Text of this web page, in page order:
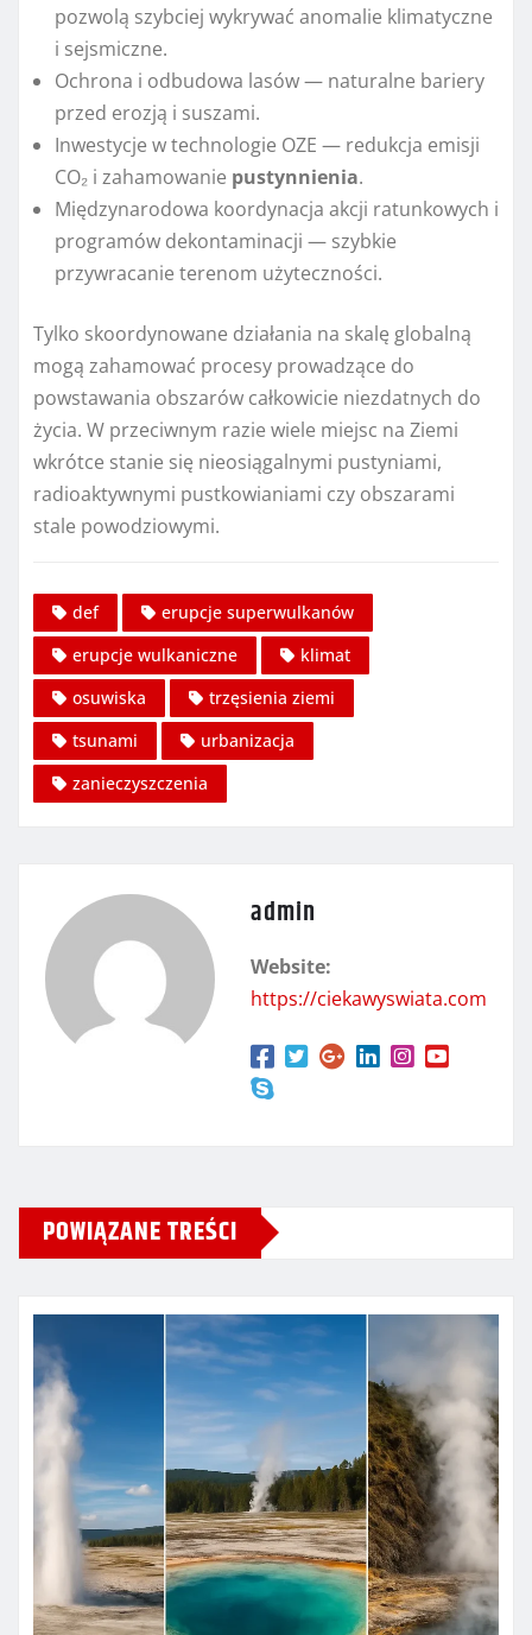
pozwolą szybciej wykrywać anomalie klimatyczne
i sejsmiczne.
Ochrona i odbudowa lasów — naturalne bariery
przed erozją i suszami.
Inwestycje w technologie OZE — redukcja emisji
CO₂ i zahamowanie pustynnienia.
Międzynarodowa koordynacja akcji ratunkowych i
programów dekontaminacji — szybkie
przywracanie terenom użyteczności.
Tylko skoordynowane działania na skalę globalną
mogą zahamować procesy prowadzące do
powstawania obszarów całkowicie niezdatnych do
życia. W przeciwnym razie wiele miejsc na Ziemi
wkrótce stanie się nieosiągalnymi pustyniami,
radioaktywnymi pustkowianiami czy obszarami
stale powodziowymi.
def
erupcje superwulkanów
erupcje wulkaniczne
klimat
osuwiska
trzęsienia ziemi
tsunami
urbanizacja
zanieczyszczenia
admin
Website:
https://ciekawyswiata.com
POWIĄZANE TREŚCI